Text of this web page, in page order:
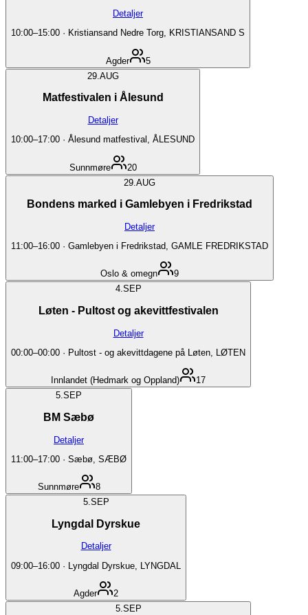
Detaljer
10:00–15:00 · Kristiansand Nedre Torg, KRISTIANSAND S
Agder
5
29. AUG
Matfestivalen i Ålesund
Detaljer
10:00–17:00 · Ålesund matfestival, ÅLESUND
Sunnmøre
20
29. AUG
Bondens marked i Gamlebyen i Fredrikstad
Detaljer
11:00–16:00 · Gamlebyen i Fredrikstad, GAMLE FREDRIKSTAD
Oslo & omegn
9
4.SEP
Løten - Pultost og akevittfestivalen
Detaljer
00:00–00:00 · Pultost - og akevittdagene på Løten, LØTEN
Innlandet (Hedmark og Oppland)
17
5.SEP
BM Sæbø
Detaljer
11:00–17:00 · Sæbø, SÆBØ
Sunnmøre
8
5.SEP
Lyngdal Dyrskue
Detaljer
09:00–16:00 · Lyngdal Dyrskue, LYNGDAL
Agder
2
5.SEP